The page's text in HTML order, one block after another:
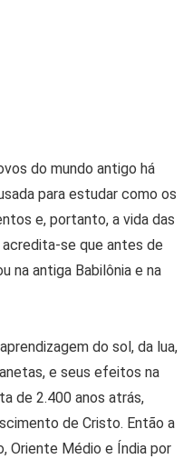
do mundo antigo há
para estudar como os
e, portanto, a vida das
se que antes de
na antiga Babilônia e na
do sol, da lua,
e seus efeitos na
de 2.400 anos atrás,
de Cristo. Então a
Oriente Médio e Índia por